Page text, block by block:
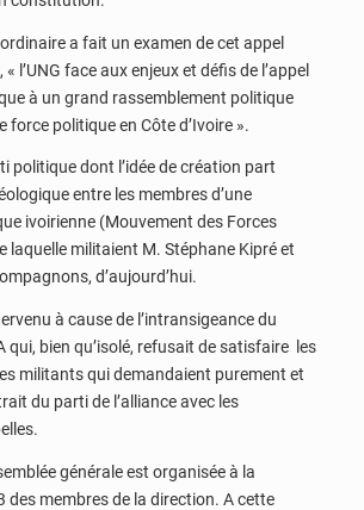
a fait un examen de cet appel
l’UNG face aux enjeux et défis de l’appel
à un grand rassemblement politique
force politique en Côte d’Ivoire ».
politique dont l’idée de création part
entre les membres d’une
ivoirienne (Mouvement des Forces
laquelle militaient M. Stéphane Kipré et
d’aujourd’hui.
à cause de l’intransigeance du
qui, bien qu’isolé, refusait de satisfaire les
militants qui demandaient purement et
du parti de l’alliance avec les
générale est organisée à la
des membres de la direction. A cette